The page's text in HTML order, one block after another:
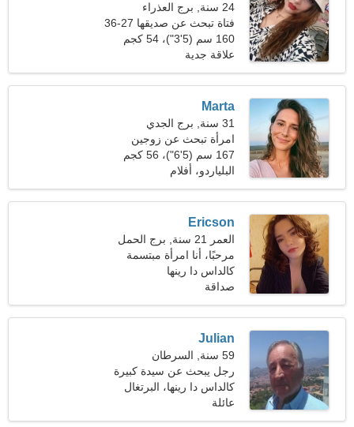
24 سنة, برج العذراء
فتاة تبحث عن صديقها 27-36
160 سم (5'3")، 54 كجم
(119 رطلا)
علاقة جدية
Marta
31 سنة, برج الجدي
امرأة تبحث عن زوجين
167 سم (5'6")، 56 كجم
(123 رطلا)
البلياردو، أفلام
Ericson
العمر 21 سنة, برج الحمل
مرحبًا، أنا امرأة مبتسمة
كالداس دا رينها
صداقة
Julian
59 سنة, السرطان
رجل يبحث عن سيدة كبيرة
كالداس دا رينها، البرتغال
عائلة